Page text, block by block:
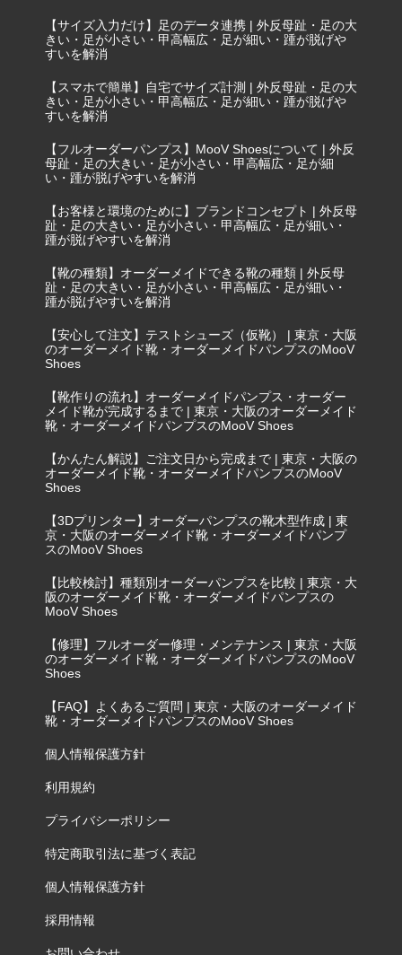
【サイズ入力だけ】足のデータ連携 | 外反母趾・足の大
きい・足が小さい・甲高幅広・足が細い・踵が脱げや
すいを解消
【スマホで簡単】自宅でサイズ計測 | 外反母趾・足の大
きい・足が小さい・甲高幅広・足が細い・踵が脱げや
すいを解消
【フルオーダーパンプス】MooV Shoesについて | 外反
母趾・足の大きい・足が小さい・甲高幅広・足が細
い・踵が脱げやすいを解消
【お客様と環境のために】ブランドコンセプト | 外反母
趾・足の大きい・足が小さい・甲高幅広・足が細い・
踵が脱げやすいを解消
【靴の種類】オーダーメイドできる靴の種類 | 外反母
趾・足の大きい・足が小さい・甲高幅広・足が細い・
踵が脱げやすいを解消
【安心して注文】テストシューズ（仮靴） | 東京・大阪
のオーダーメイド靴・オーダーメイドパンプスのMooV
Shoes
【靴作りの流れ】オーダーメイドパンプス・オーダー
メイド靴が完成するまで | 東京・大阪のオーダーメイド
靴・オーダーメイドパンプスのMooV Shoes
【かんたん解説】ご注文日から完成まで | 東京・大阪の
オーダーメイド靴・オーダーメイドパンプスのMooV
Shoes
【3Dプリンター】オーダーパンプスの靴木型作成 | 東
京・大阪のオーダーメイド靴・オーダーメイドパンプ
スのMooV Shoes
【比較検討】種類別オーダーパンプスを比較 | 東京・大
阪のオーダーメイド靴・オーダーメイドパンプスの
MooV Shoes
【修理】フルオーダー修理・メンテナンス | 東京・大阪
のオーダーメイド靴・オーダーメイドパンプスのMooV
Shoes
【FAQ】よくあるご質問 | 東京・大阪のオーダーメイド
靴・オーダーメイドパンプスのMooV Shoes
個人情報保護方針
利用規約
プライバシーポリシー
特定商取引法に基づく表記
個人情報保護方針
採用情報